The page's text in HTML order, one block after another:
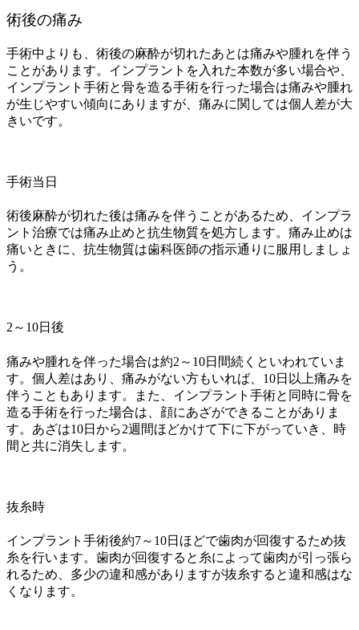
術後の痛み
手術中よりも、術後の麻酔が切れたあとは痛みや腫れを伴う
ことがあります。インプラントを入れた本数が多い場合や、
インプラント手術と骨を造る手術を行った場合は痛みや腫れ
が生じやすい傾向にありますが、痛みに関しては個人差が大
きいです。
手術当日
術後麻酔が切れた後は痛みを伴うことがあるため、インプラ
ント治療では痛み止めと抗生物質を処方します。痛み止めは
痛いときに、抗生物質は歯科医師の指示通りに服用しましょ
う。
2～10日後
痛みや腫れを伴った場合は約2～10日間続くといわれていま
す。個人差はあり、痛みがない方もいれば、10日以上痛みを
伴うこともあります。また、インプラント手術と同時に骨を
造る手術を行った場合は、顔にあざができることがありま
す。あざは10日から2週間ほどかけて下に下がっていき、時
間と共に消失します。
抜糸時
インプラント手術後約7～10日ほどで歯肉が回復するため抜
糸を行います。歯肉が回復すると糸によって歯肉が引っ張ら
れるため、多少の違和感がありますが抜糸すると違和感はな
くなります。